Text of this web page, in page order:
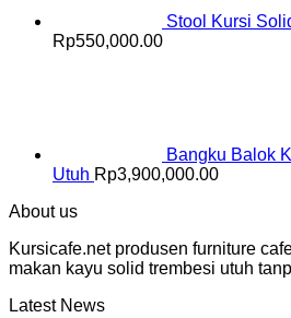
Stool Kursi
Rp550,000.00
Bangku Balok
Utuh Rp3,900,000.00
About us
Kursicafe.net produsen furniture
makan kayu solid trembesi utuh
Latest News